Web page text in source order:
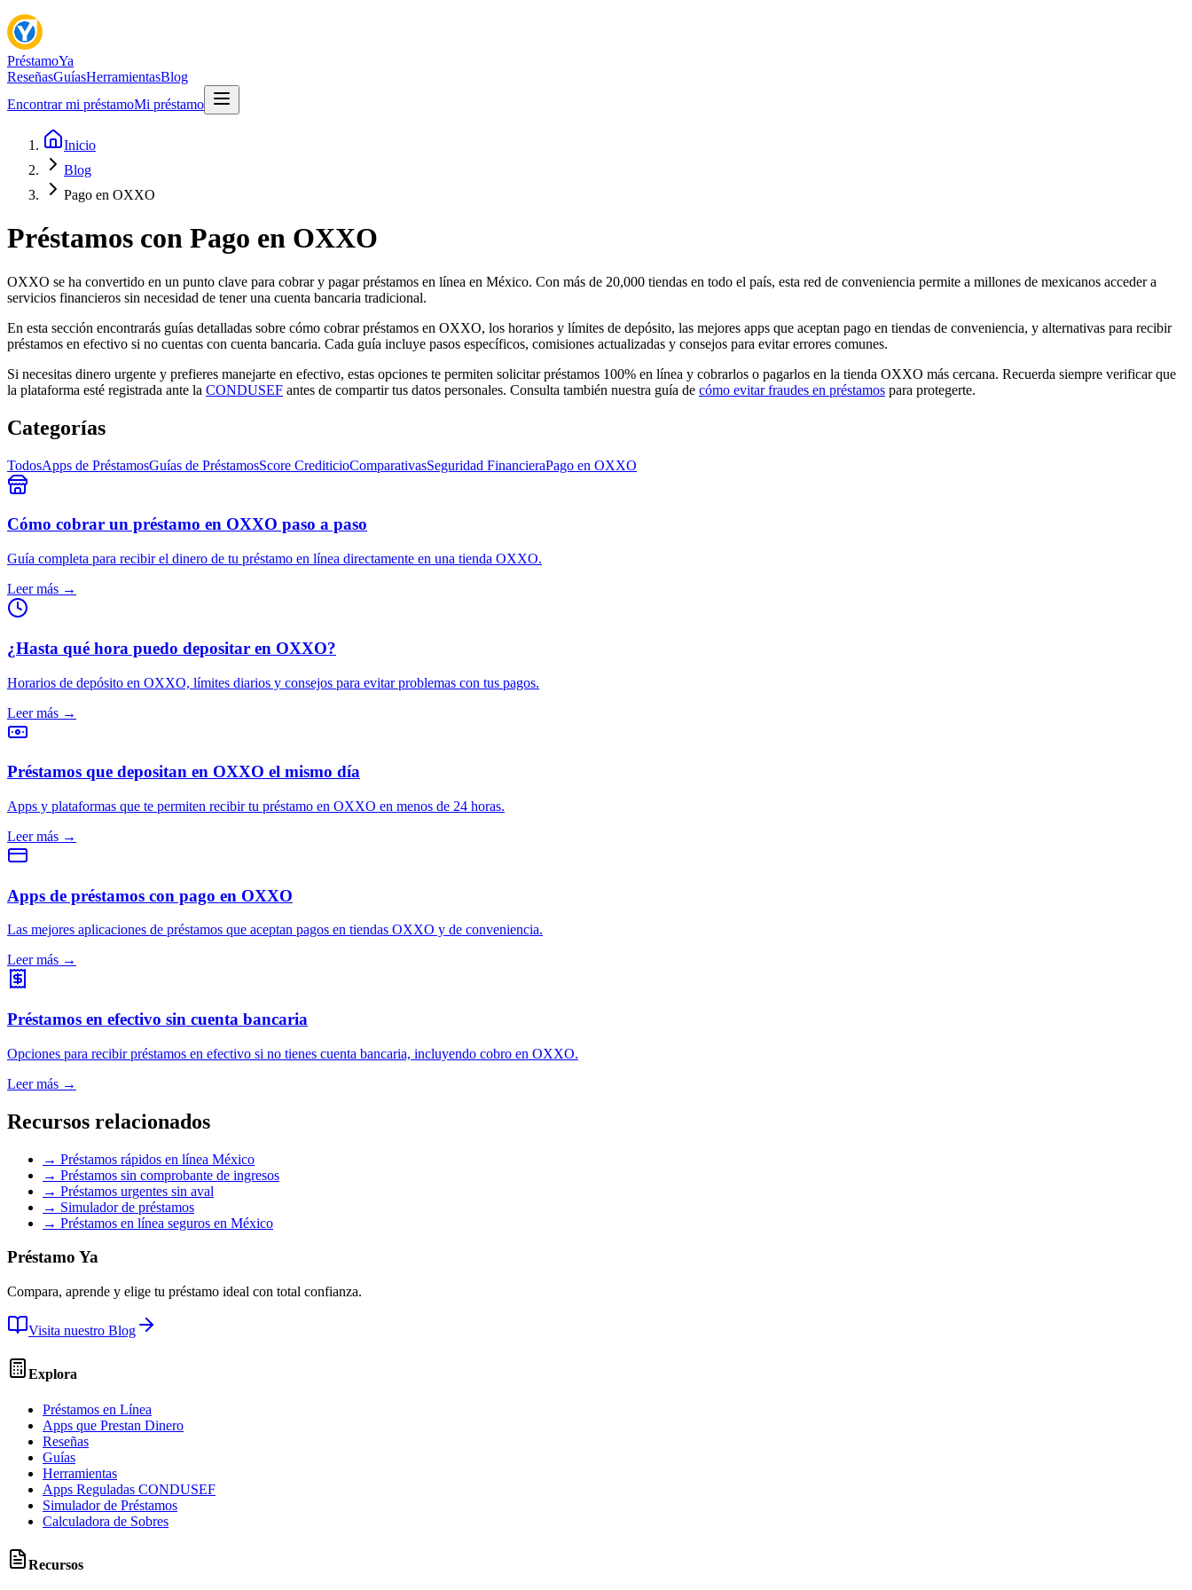
PréstamoYa
ReseñasGuíasHerramientasBlog
Encontrar mi préstamoMi préstamo
Inicio
Blog
Pago en OXXO
Préstamos con Pago en OXXO
OXXO se ha convertido en un punto clave para cobrar y pagar préstamos en línea en México. Con más de 20,000 tiendas en todo el país, esta red de conveniencia permite a millones de mexicanos acceder a
servicios financieros sin necesidad de tener una cuenta bancaria tradicional.
En esta sección encontrarás guías detalladas sobre cómo cobrar préstamos en OXXO, los horarios y límites de depósito, las mejores apps que aceptan pago en tiendas de conveniencia, y alternativas para recibir
préstamos en efectivo si no cuentas con cuenta bancaria. Cada guía incluye pasos específicos, comisiones actualizadas y consejos para evitar errores comunes.
Si necesitas dinero urgente y prefieres manejarte en efectivo, estas opciones te permiten solicitar préstamos 100% en línea y cobrarlos o pagarlos en la tienda OXXO más cercana. Recuerda siempre verificar que
la plataforma esté registrada ante la CONDUSEF antes de compartir tus datos personales. Consulta también nuestra guía de cómo evitar fraudes en préstamos para protegerte.
Categorías
TodosApps de PréstamosGuías de PréstamosScore CrediticioComparativasSeguridad FinancieraPago en OXXO
Cómo cobrar un préstamo en OXXO paso a paso
Guía completa para recibir el dinero de tu préstamo en línea directamente en una tienda OXXO.
Leer más →
¿Hasta qué hora puedo depositar en OXXO?
Horarios de depósito en OXXO, límites diarios y consejos para evitar problemas con tus pagos.
Leer más →
Préstamos que depositan en OXXO el mismo día
Apps y plataformas que te permiten recibir tu préstamo en OXXO en menos de 24 horas.
Leer más →
Apps de préstamos con pago en OXXO
Las mejores aplicaciones de préstamos que aceptan pagos en tiendas OXXO y de conveniencia.
Leer más →
Préstamos en efectivo sin cuenta bancaria
Opciones para recibir préstamos en efectivo si no tienes cuenta bancaria, incluyendo cobro en OXXO.
Leer más →
Recursos relacionados
→ Préstamos rápidos en línea México
→ Préstamos sin comprobante de ingresos
→ Préstamos urgentes sin aval
→ Simulador de préstamos
→ Préstamos en línea seguros en México
Préstamo Ya
Compara, aprende y elige tu préstamo ideal con total confianza.
Visita nuestro Blog
Explora
Préstamos en Línea
Apps que Prestan Dinero
Reseñas
Guías
Herramientas
Apps Reguladas CONDUSEF
Simulador de Préstamos
Calculadora de Sobres
Recursos